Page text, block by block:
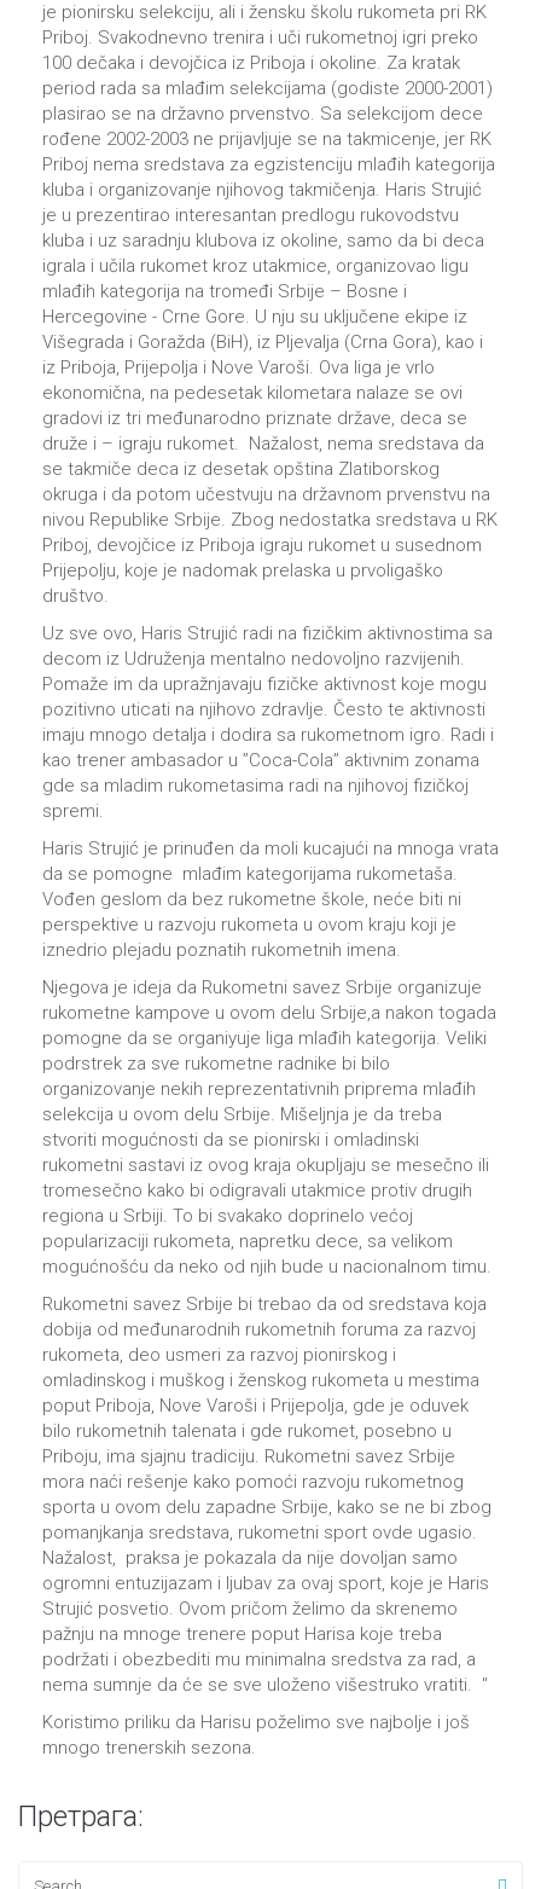
je pionirsku selekciju, ali i žensku školu rukometa pri RK
Priboj. Svakodnevno trenira i uči rukometnoj igri preko
100 dečaka i devojčica iz Priboja i okoline. Za kratak
period rada sa mlađim selekcijama (godiste 2000-2001)
plasirao se na državno prvenstvo. Sa selekcijom dece
rođene 2002-2003 ne prijavljuje se na takmicenje, jer RK
Priboj nema sredstava za egzistenciju mlađih kategorija
kluba i organizovanje njihovog takmičenja. Haris Strujić
je u prezentirao interesantan predlogu rukovodstvu
kluba i uz saradnju klubova iz okoline, samo da bi deca
igrala i učila rukomet kroz utakmice, organizovao ligu
mlađih kategorija na tromeđi Srbije – Bosne i
Hercegovine - Crne Gore. U nju su uključene ekipe iz
Višegrada i Goražda (BiH), iz Pljevalja (Crna Gora), kao i
iz Priboja, Prijepolja i Nove Varoši. Ova liga je vrlo
ekonomična, na pedesetak kilometara nalaze se ovi
gradovi iz tri međunarodno priznate države, deca se
druže i – igraju rukomet. Nažalost, nema sredstava da
se takmiče deca iz desetak opština Zlatiborskog
okruga i da potom učestvuju na državnom prvenstvu na
nivou Republike Srbije. Zbog nedostatka sredstava u RK
Priboj, devojčice iz Priboja igraju rukomet u susednom
Prijepolju, koje je nadomak prelaska u prvoligaško
društvo.
Uz sve ovo, Haris Strujić radi na fizičkim aktivnostima sa
decom iz Udruženja mentalno nedovoljno razvijenih.
Pomaže im da upražnjavaju fizičke aktivnost koje mogu
pozitivno uticati na njihovo zdravlje. Često te aktivnosti
imaju mnogo detalja i dodira sa rukometnom igro. Radi i
kao trener ambasador u ’’Coca-Cola’’ aktivnim zonama
gde sa mladim rukometasima radi na njihovoj fizičkoj
spremi.
Haris Strujić je prinuđen da moli kucajući na mnoga vrata
da se pomogne mlađim kategorijama rukometaša.
Vođen geslom da bez rukometne škole, neće biti ni
perspektive u razvoju rukometa u ovom kraju koji je
iznedrio plejadu poznatih rukometnih imena.
Njegova je ideja da Rukometni savez Srbije organizuje
rukometne kampove u ovom delu Srbije,а nakon togada
pomogne da se organiyuje liga mlađih kategorija. Veliki
podrstrek za sve rukometne radnike bi bilo
organizovanje nekih reprezentativnih priprema mlađih
selekcija u ovom delu Srbije. Mišeljnja je da treba
stvoriti mogućnosti da se pionirski i omladinski
rukometni sastavi iz ovog kraja okupljaju se mesečno ili
tromesečno kako bi odigravali utakmice protiv drugih
regiona u Srbiji. To bi svakako doprinelo većoj
popularizaciji rukometa, napretku dece, sa velikom
mogućnošću da neko od njih bude u nacionalnom timu.
Rukometni savez Srbije bi trebao da od sredstava koja
dobija od međunarodnih rukometnih foruma za razvoj
rukometa, deo usmeri za razvoj pionirskog i
omladinskog i muškog i ženskog rukometa u mestima
poput Priboja, Nove Varoši i Prijepolja, gde je oduvek
bilo rukometnih talenata i gde rukomet, posebno u
Priboju, ima sjajnu tradiciju. Rukometni savez Srbije
mora naći rešenje kako pomoći razvoju rukometnog
sporta u ovom delu zapadne Srbije, kako se ne bi zbog
pomanjkanja sredstava, rukometni sport ovde ugasio.
Nažalost, praksa je pokazala da nije dovoljan samo
ogromni entuzijazam i ljubav za ovaj sport, koje je Haris
Strujić posvetio. Ovom pričom želimo da skrenemo
pažnju na mnoge trenere poput Harisa koje treba
podržati i obezbediti mu minimalna sredstva za rad, a
nema sumnje da će se sve uloženo višestruko vratiti. ''
Koristimo priliku da Harisu poželimo sve najbolje i još
mnogo trenerskih sezona.
Претрага: